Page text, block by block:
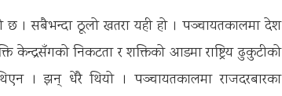
छ । सबैभन्दा ठूलो खतरा यही हो । पञ्चायतकालमा देश
निकटता र शक्तिको आडमा राष्ट्रिय ढुकुटीको
। झन् धेरै थियो । पञ्चायतकालमा राजदरबारका